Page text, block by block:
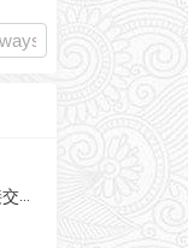
录